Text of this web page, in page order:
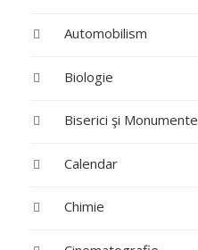
Automobilism
Biologie
Biserici şi Monumente
Calendar
Chimie